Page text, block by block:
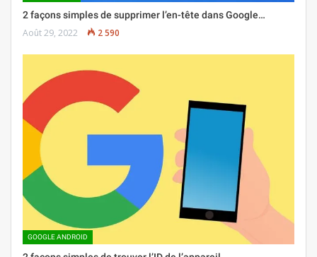
2 façons simples de supprimer l’en-tête dans Google…
Août 29, 2022 2 590
GOOGLE ANDROID